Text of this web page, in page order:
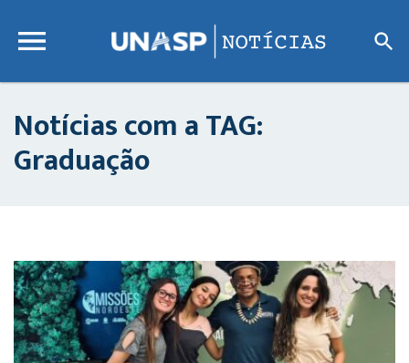
Notícias com a TAG:
Graduação